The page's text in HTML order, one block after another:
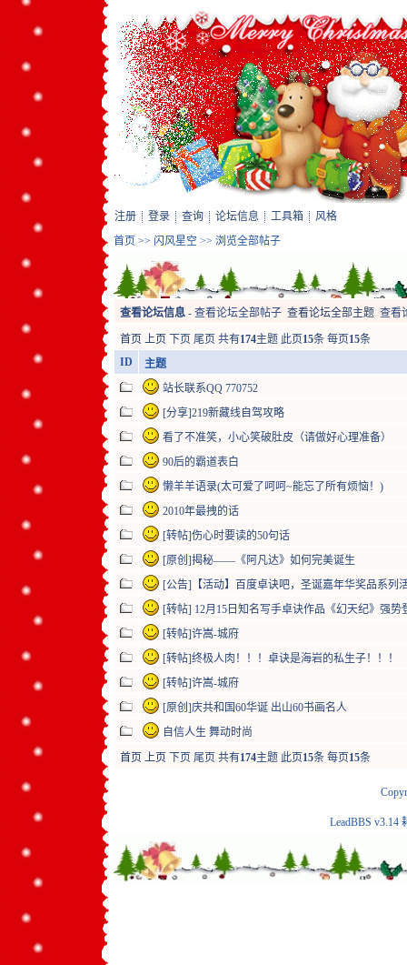
注册 登录 查询 论坛信息 工具箱
风格
首页 >> 闪风星空 >> 浏览全部帖子
查看论坛信息 - 查看论坛全部帖子 查看论坛全部主题 查看
首页 上页 下页 尾页 共有174主题 此页15条 每页15条
ID
主题
站长联系QQ 770752
[分享]219新藏线自驾攻略
看了不准笑，小心笑破肚皮（请做好心理准备）
90后的霸道表白
懒羊羊语录(太可爱了呵呵~能忘了所有烦恼！)
2010年最拽的话
[转帖]伤心时要读的50句话
[原创]揭秘——《阿凡达》如何完美诞生
[公告]【活动】百度卓诀吧，圣诞嘉年华奖品系列
[转帖] 12月15日知名写手卓诀作品《幻天纪》强势
[转帖]许嵩-城府
[转帖]终极人肉！！！卓诀是海岩的私生子！！！
[转帖]许嵩-城府
[原创]庆共和国60华诞 出山60书画名人
自信人生 舞动时尚
首页 上页 下页 尾页 共有174主题 此页15条 每页15条
LeadBBS v3.14